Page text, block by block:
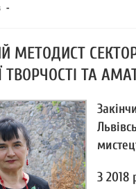
МЕТОДИСТ
ТВОРЧОСТІ ТА
З 2018